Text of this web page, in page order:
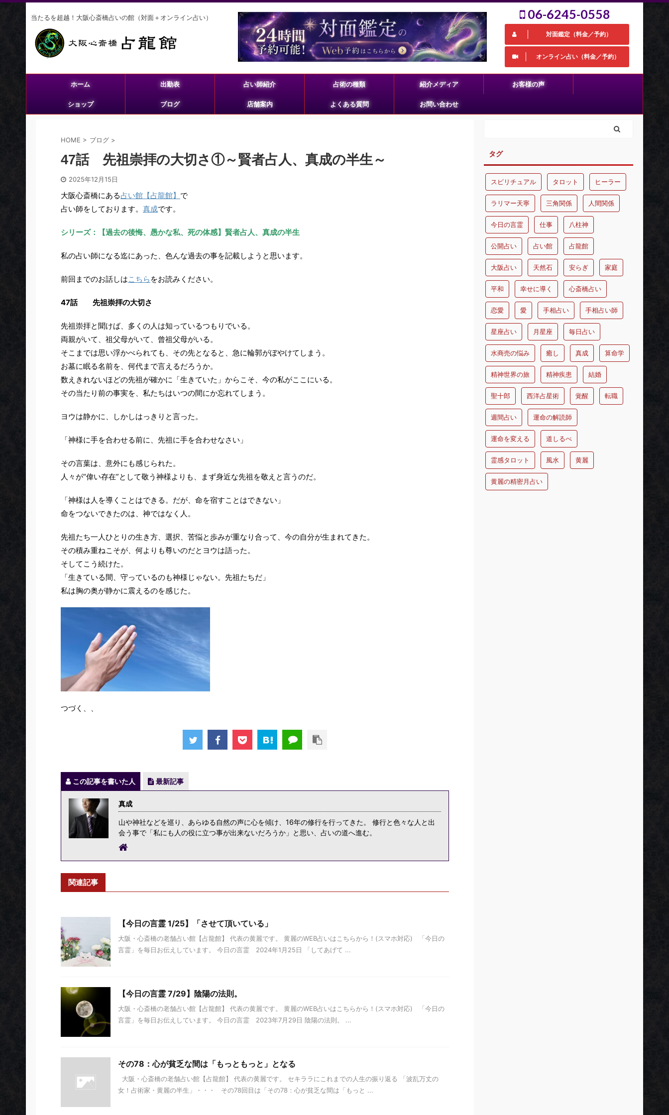
当たるを超越！大阪心斎橋占いの館（対面＋オンライン占い） 06-6245-0558
対面鑑定（料金／予約）
オンライン占い（料金／予約）
ホーム 出勤表 占い師紹介 占術の種類 紹介メディア お客様の声
ショップ ブログ 店舗案内 よくある質問 お問い合わせ
HOME > ブログ >
47話 先祖崇拝の大切さ①～賢者占人、真成の半生～
2025年12月15日
大阪心斎橋にある占い館【占龍館】 で
占い師をしております。 真成です。
シリーズ：【過去の後悔、愚かな私、死の体感】賢者占人、真成の半生
私の占い師になる迄にあった、色んな過去の事を記載しようと思います。
前回までのお話しはこちら をお読みください。
47話 先祖崇拝の大切さ
先祖崇拝と聞けば、多くの人は知っているつもりでいる。
両親がいて、祖父母がいて、曾祖父母がいる。
そこまでは思い浮かべられても、その先となると、急に輪郭がぼやけてしまう。
お墓に眠る名前を、何代まで言えるだろうか。
数えきれないほどの先祖が確かに「生きていた」からこそ、今の私がここにいる。
その当たり前の事実を、私たちはいつの間にか忘れてしまう。
ヨウは静かに、しかしはっきりと言った。
「神様に手を合わせる前に、先祖に手を合わせなさい」
その言葉は、意外にも感じられた。
人々が“偉い存在”として敬う神様よりも、まず身近な先祖を敬えと言うのだ。
「神様は人を導くことはできる。だが、命を宿すことはできない」
命をつないできたのは、神ではなく人。
先祖たち一人ひとりの生き方、選択、苦悩と歩みが重なり合って、今の自分が生まれてきた。
その積み重ねこそが、何よりも尊いのだとヨウは語った。
そしてこう続けた。
「生きている間、守っているのも神様じゃない。先祖たちだ」
私は胸の奥が静かに震えるのを感じた。
つづく、、
この記事を書いた人 最新記事
真成
山や神社などを巡り、あらゆる自然の声に心を傾け、16年の修行を行ってきた。 修行と色々な人と出
会う事で「私にも人の役に立つ事が出来ないだろうか」と思い、占いの道へ進む。
関連記事
【今日の言霊 1/25】「させて頂いている」
大阪・心斎橋の老舗占い館【占龍館】 代表の黄麗です。 黄麗のWEB占いはこちらから！(スマホ対応) 「今日の
言霊」を毎日お伝えしています。 今日の言霊 2024年1月25日 「してあげて ...
【今日の言霊 7/29】陰陽の法則。
大阪・心斎橋の老舗占い館【占龍館】 代表の黄麗です。 黄麗のWEB占いはこちらから！(スマホ対応) 「今日の
言霊」を毎日お伝えしています。 今日の言霊 2023年7月29日 陰陽の法則。 ...
その78：心が貧乏な間は「もっともっと」となる
大阪・心斎橋の老舗占い館【占龍館】 代表の黄麗です。 セキララにこれまでの人生の振り返る 「波乱万丈の
女！占術家・黄麗の半生」・・・ その78回目は「その78：心が貧乏な間は「もっと ...
タグ
スピリチュアル タロット ヒーラー
ラリマー天寧 三角関係 人間関係
今日の言霊 仕事 八柱神
公開占い 占い館 占龍館
大阪占い 天然石 安らぎ 家庭
平和 幸せに導く 心斎橋占い
恋愛 愛 手相占い 手相占い師
星座占い 月星座 毎日占い
水商売の悩み 癒し 真成 算命学
精神世界の旅 精神疾患 結婚
聖十郎 西洋占星術 覚醒 転職
週間占い 運命の解読師
運命を変える 道しるべ
霊感タロット 風水 黄麗
黄麗の精密月占い